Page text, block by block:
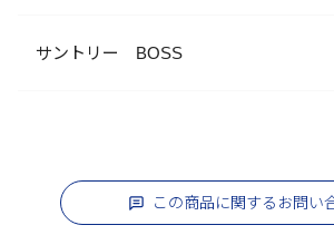
サントリー BOSS
この商品に関するお問い